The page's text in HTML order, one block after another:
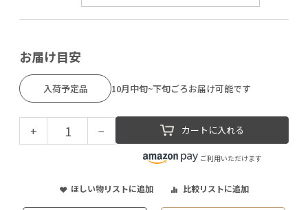
お届け目安
入荷予定品 10月中旬~下旬ごろお届け可能です
+ − カートに入れる
ご利用いただけます
ほしい物リストに追加 比較リストに追加